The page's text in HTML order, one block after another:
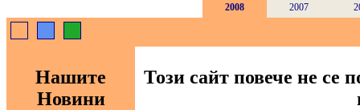
2008 2007
Нашите
Новини
Този сайт повече не